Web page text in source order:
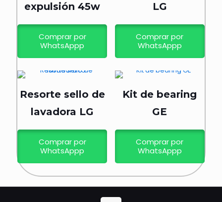
expulsión 45w
Comprar por
WhatsAppp
LG
Comprar por
WhatsAppp
Resorte sello de
lavadora LG
Comprar por
WhatsAppp
Kit de bearing
GE
Comprar por
WhatsAppp